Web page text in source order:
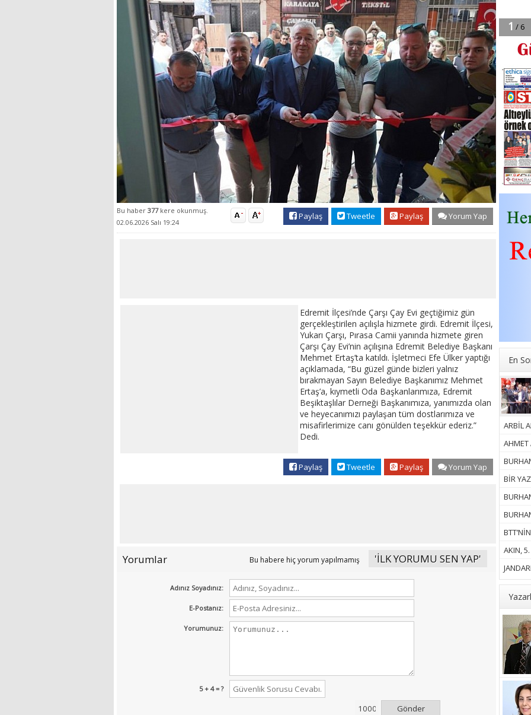
En
ARBİL
AHMET
BİR
AKIN,
Bu haber 377 kere okunmuş.
02.06.2026 Salı 19:24
Paylaş Tweetle Paylaş Yorum Yap
Edremit İlçesi’nde Çarşı Çay Evi geçtiğimiz gün
gerçekleştirilen açılışla hizmete girdi. Edremit İlçesi,
Yukarı Çarşı, Pırasa Camii yanında hizmete giren
Çarşı Çay Evi’nin açılışına Edremit Belediye Başkanı
Mehmet Ertaş’ta katıldı. İşletmeci Efe Ülker yaptığı
açıklamada, “Bu güzel günde bizleri yalnız
bırakmayan Sayın Belediye Başkanımız Mehmet
Ertaş’a, kıymetli Oda Başkanlarımıza, Edremit
Beşiktaşlılar Derneği Başkanımıza, yanımızda olan
ve heyecanımızı paylaşan tüm dostlarımıza ve
misafirlerimize canı gönülden teşekkür ederiz.”
Dedi.
Paylaş Tweetle Paylaş Yorum Yap
Yorumlar Bu habere hiç yorum yapılmamış 'İLK YORUMU SEN YAP'
Adınız Soyadınız:
E-Postanız:
Yorumunuz:
5 + 4 = ?
Gönder